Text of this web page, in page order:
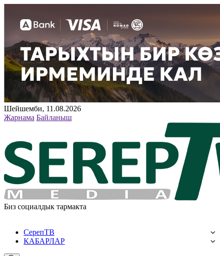
Шейшемби, 11.08.2026
Жарнама Байланыш
Биз социалдык тармакта
СерепТВ
КАБАРЛАР